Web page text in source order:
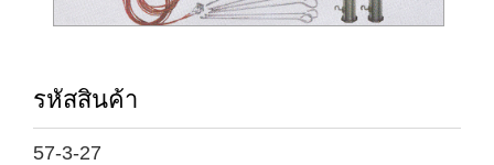
รหัสสินค้า
57-3-27